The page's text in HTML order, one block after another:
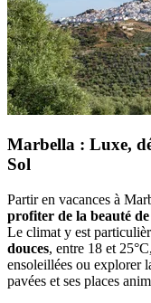
Marbella : Luxe,
Sol
Partir en vacances à
profiter de la beauté
Le climat y est
douces, entre 18 et
ensoleillées ou explorer
pavées et ses places